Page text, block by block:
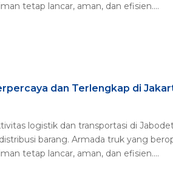
tetap lancar, aman, dan efisien....
dan Terlengkap di
logistik dan transportasi di
barang. Armada truk yang
tetap lancar, aman, dan efisien....